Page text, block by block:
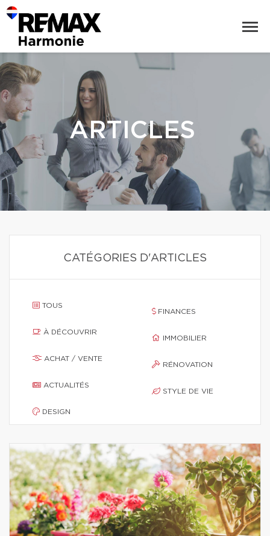
ARTICLES
CATÉGORIES D'ARTICLES
TOUS
À DÉCOUVRIR
ACHAT / VENTE
ACTUALITÉS
DESIGN
FINANCES
IMMOBILIER
RÉNOVATION
STYLE DE VIE